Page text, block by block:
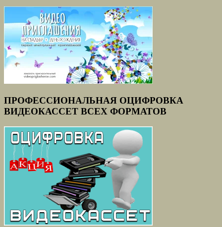
ПРОФЕССИОНАЛЬНАЯ ОЦИФРОВКА
ВИДЕОКАССЕТ ВСЕХ ФОРМАТОВ